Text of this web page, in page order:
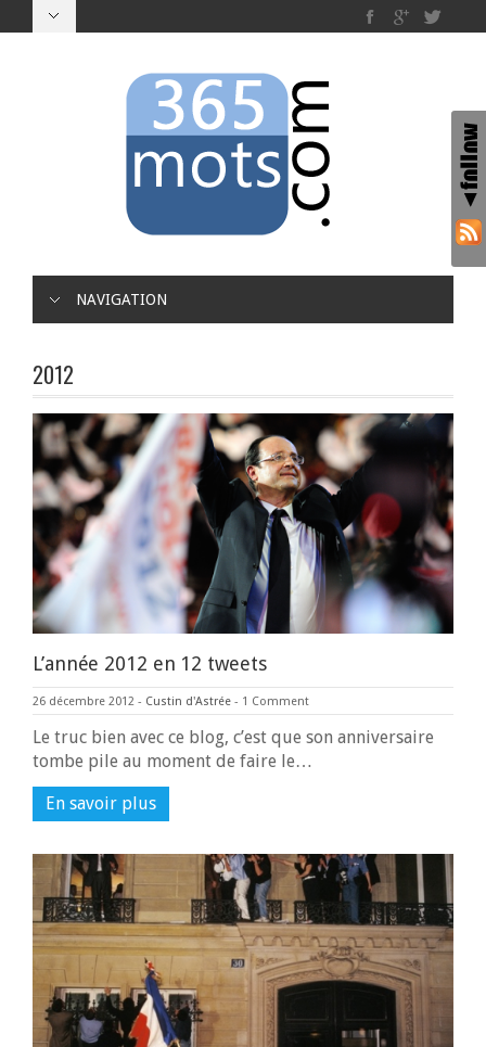
NAVIGATION
2012
L’année 2012 en 12 tweets
26 décembre 2012 - Custin d'Astrée - 1 Comment
Le truc bien avec ce blog, c’est que son anniversaire
tombe pile au moment de faire le…
En savoir plus